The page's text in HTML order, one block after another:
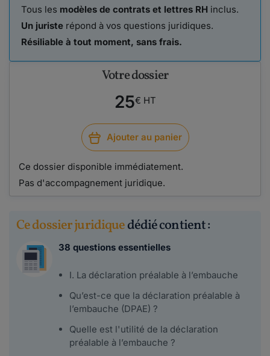
Votre dossier
25€ HT
Ajouter au panier
Ce dossier disponible immédiatement.
Pas d'accompagnement juridique.
Tous les modèles de contrats et lettres RH inclus.
Un juriste répond à vos questions juridiques.
Résiliable à tout moment, sans frais.
Ce dossier juridiquedédié contient :
38 questions essentielles
I. La déclaration préalable à l’embauche
Qu’est-ce que la déclaration préalable à
l’embauche (DPAE) ?
Quelle est l'utilité de la déclaration
préalable à l’embauche ?